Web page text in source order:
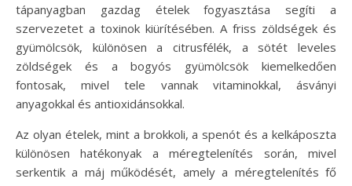
tápanyagban gazdag ételek fogyasztása segíti a
szervezetet a toxinok kiürítésében. A friss zöldségek és
gyümölcsök, különösen a citrusfélék, a sötét leveles
zöldségek és a bogyós gyümölcsök kiemelkedően
fontosak, mivel tele vannak vitaminokkal, ásványi
anyagokkal és antioxidánsokkal.
Az olyan ételek, mint a brokkoli, a spenót és a kelkáposzta
különösen hatékonyak a méregtelenítés során, mivel
serkentik a máj működését, amely a méregtelenítés fő